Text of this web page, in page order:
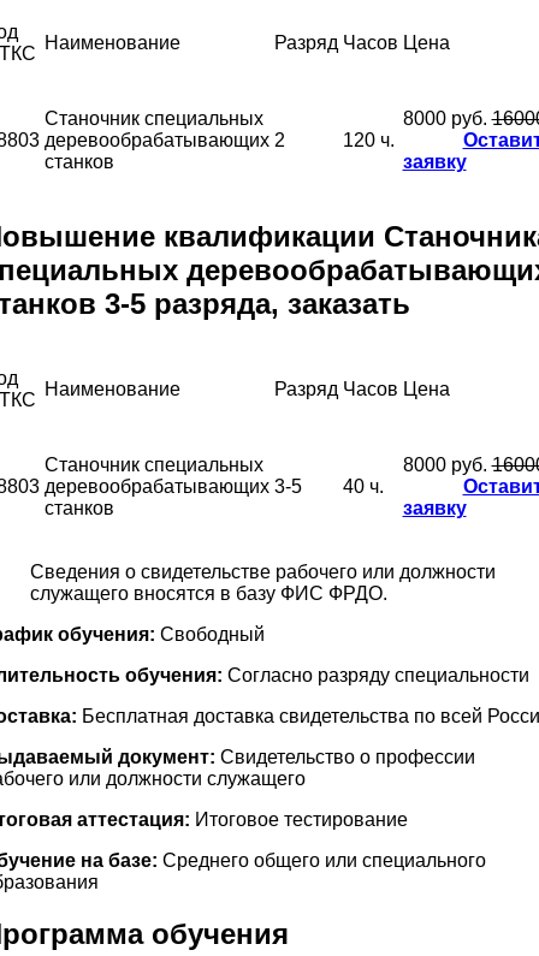
Наименование Разряд Часов Цена
Станочник специальных
деревообрабатывающих
станков
2 120 ч.
8000 руб.
заявку
квалификации
3-5 разряда, заказать
Наименование Разряд Часов Цена
Станочник специальных
деревообрабатывающих
станков
3-5 40 ч.
8000 руб.
заявку
Сведения о свидетельстве рабочего или должности
служащего вносятся в базу ФИС ФРДО.
обучения: Свободный
обучения: Согласно разряду специальности
Бесплатная доставка свидетельства по всей
документ: Свидетельство о профессии
или должности служащего
аттестация: Итоговое тестирование
на базе: Среднего общего или специального
обучения